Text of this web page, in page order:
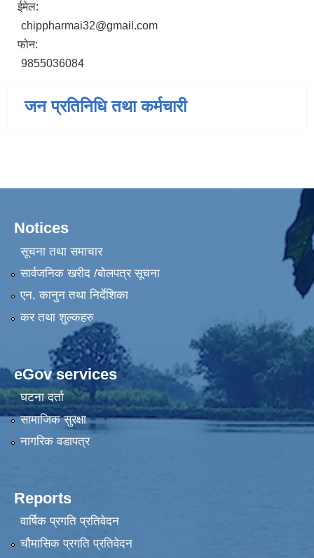
ईमेल:
chippharmai32@gmail.com
फोन:
9855036084
जन प्रतिनिधि तथा कर्मचारी
Notices
सूचना तथा समाचार
सार्वजनिक खरीद /बोलपत्र सूचना
एन, कानुन तथा निर्देशिका
कर तथा शुल्कहरु
eGov services
घटना दर्ता
सामाजिक सुरक्षा
नागरिक वडापत्र
Reports
वार्षिक प्रगति प्रतिवेदन
चौमासिक प्रगति प्रतिवेदन